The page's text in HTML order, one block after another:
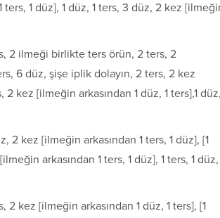
1 düz], 1 düz, 1 ters, 3 düz, 2 kez
2 ilmeği birlikte ters örün, 2 ters, 2
6 düz, şişe iplik dolayın, 2 ters, 2 kez
kez [ilmeğin arkasından 1 düz, 1 ters],1 düz,
2 kez [ilmeğin arkasından 1 ters, 1 düz], [1
arkasından 1 ters, 1 düz], 1 ters, 1 düz,
2 kez [ilmeğin arkasından 1 düz, 1 ters], [1